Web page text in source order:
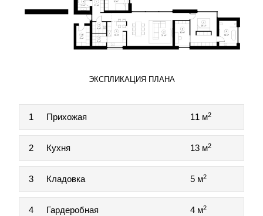
ЭКСПЛИКАЦИЯ ПЛАНА
1 Прихожая 11 м2
2 Кухня 13 м2
3 Кладовка 5 м2
4 Гардеробная 4 м2